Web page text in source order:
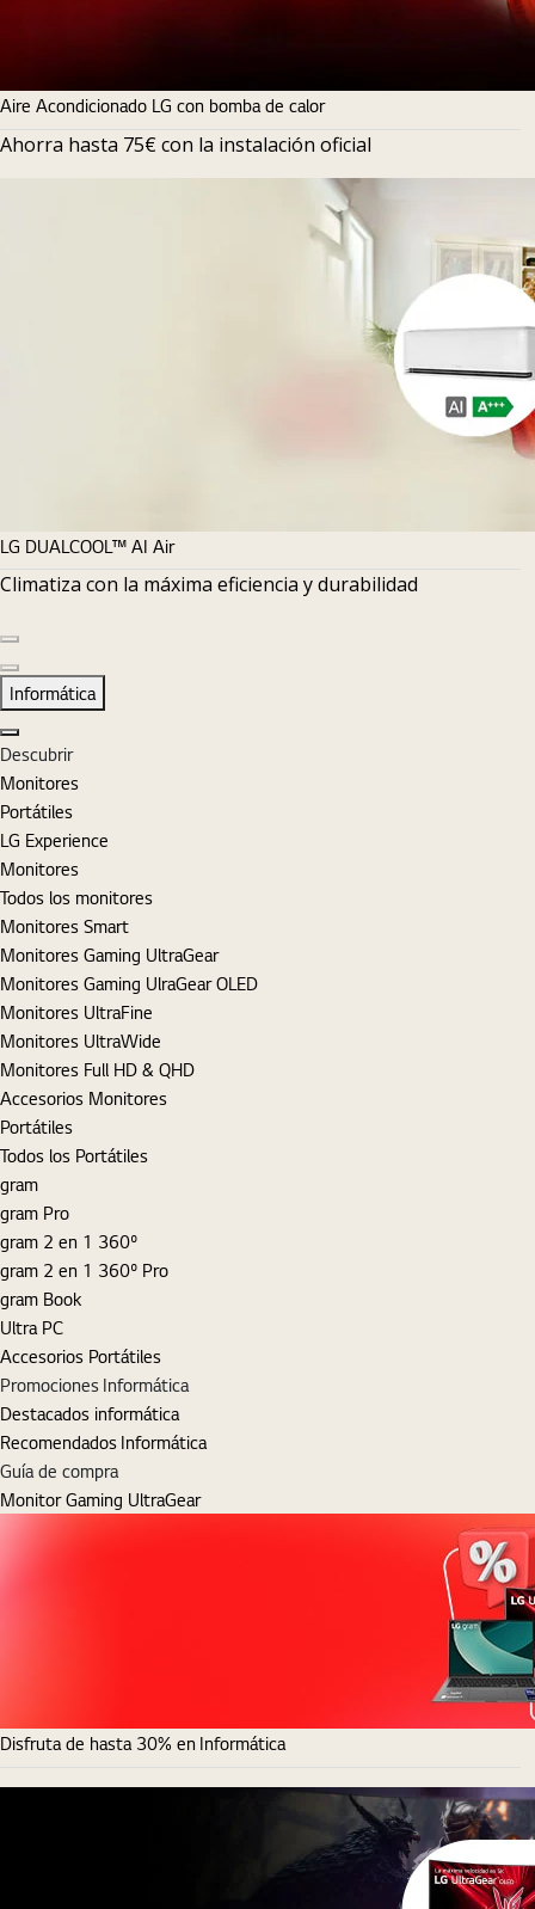
Aire Acondicionado LG con bomba de calor
Ahorra hasta 75€ con la instalación oficial
LG DUALCOOL™ AI Air
Climatiza con la máxima eficiencia y durabilidad
Diapositiva siguiente
Informática
Cerrar
Descubrir
Monitores
Portátiles
LG Experience
Monitores
Todos los monitores
Monitores Smart
Monitores Gaming UltraGear
Monitores Gaming UlraGear OLED
Monitores UltraFine
Monitores UltraWide
Monitores Full HD & QHD
Accesorios Monitores
Portátiles
Todos los Portátiles
gram
gram Pro
gram 2 en 1 360º
gram 2 en 1 360º Pro
gram Book
Ultra PC
Accesorios Portátiles
Promociones Informática
Destacados informática
Recomendados Informática
Guía de compra
Monitor Gaming UltraGear
Disfruta de hasta 30% en Informática